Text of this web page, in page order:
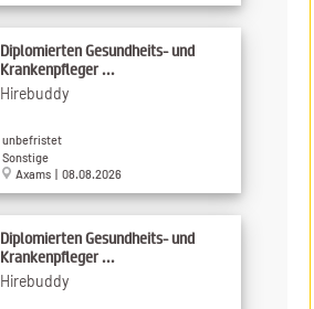
Diplomierten Gesundheits- und
Krankenpfleger ...
Hirebuddy
unbefristet
Sonstige
Axams | 08.08.2026
Diplomierten Gesundheits- und
Krankenpfleger ...
Hirebuddy